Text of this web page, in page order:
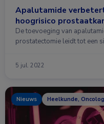
Apalutamide
hoogrisico
De toevoeging van
prostatectomie leidt tot een
5 jul. 2022
Nieuws Heelkunde,